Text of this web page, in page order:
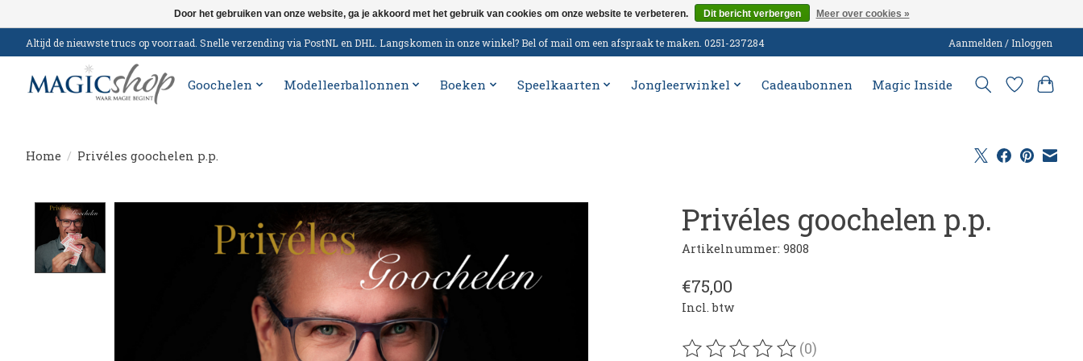
Altijd de nieuwste trucs op voorraad. Snelle verzending via PostNL en DHL. Langskomen in onze winkel? Bel of mail om een afspraak te maken. 0251-237284 Aanmelden / Inloggen
Goochelen Modelleerballonnen Boeken Speelkaarten Jongleerwinkel Cadeaubonnen Magic Inside
Home / Privéles goochelen p.p.
Product image slideshow Items Privéles goochelen p.p.
Artikelnummer: 9808
€75,00
Incl. btw
(0)
Door het gebruiken van onze website, ga je akkoord met het gebruik van cookies om onze website te verbeteren. Dit bericht verbergen Meer over cookies »